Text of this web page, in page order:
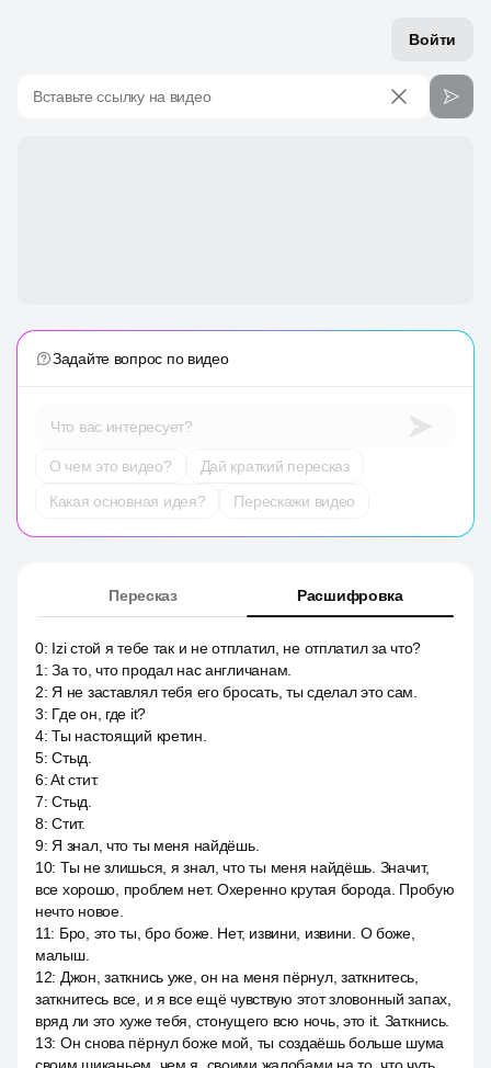
Войти
Вставьте ссылку на видео
Задайте вопрос по видео
Что вас интересует?
О чем это видео?
Дай краткий пересказ
Какая основная идея?
Перескажи видео
Пересказ Расшифровка
0: Izi стой я тебе так и не отплатил, не отплатил за что?
1 :За то, что продал нас англичанам.
2: Я не заставлял тебя его бросать, ты сделал это сам.
3: Где он, где it?
4:Ты настоящий кретин.
5:Стыд.
6:At стит.
7:Стыд.
8:Стит.
9: Я знал, что ты меня найдёшь.
10: Ты не злишься, я знал, что ты меня найдёшь. Значит,
все хорошо, проблем нет. Охеренно крутая борода. Пробую
нечто новое.
11: Бро, это ты, бро боже. Нет, извини, извини. О боже,
малыш.
12: Джон, заткнись уже, он на меня пёрнул, заткнитесь,
заткнитесь все, и я все ещё чувствую этот зловонный запах,
вряд ли это хуже тебя, стонущего всю ночь, это it. Заткнись.
13: Он снова пёрнул боже мой, ты создаёшь больше шума